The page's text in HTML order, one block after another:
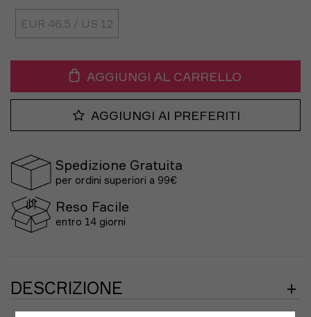
EUR 46,5 / US 12
AGGIUNGI AL CARRELLO
AGGIUNGI AI PREFERITI
Spedizione Gratuita
per ordini superiori a 99€
Reso Facile
entro 14 giorni
DESCRIZIONE
Progettata per runner che cercano il massimo in